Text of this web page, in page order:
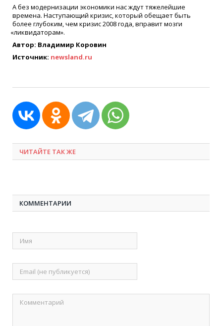
А без модернизации экономики нас ждут тяжелейшие
времена. Наступающий кризис, который обещает быть
более глубоким, чем кризис 2008 года, вправит мозги
«ликвидаторам».
Автор: Владимир Коровин
Источник: newsland.ru
ЧИТАЙТЕ ТАК ЖЕ
КОММЕНТАРИИ